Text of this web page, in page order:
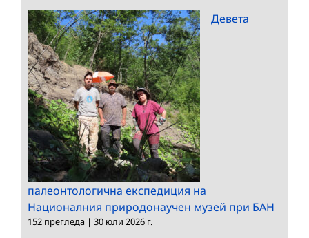
Девета
палеонтологична експедиция на
Националния природонаучен музей при БАН
152 прегледа | 30 юли 2026 г.